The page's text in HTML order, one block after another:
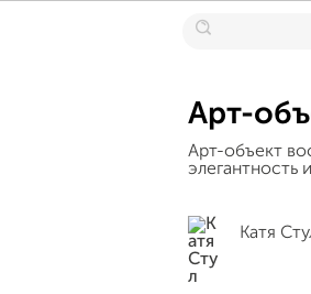
Арт-
Арт-объект
Катя